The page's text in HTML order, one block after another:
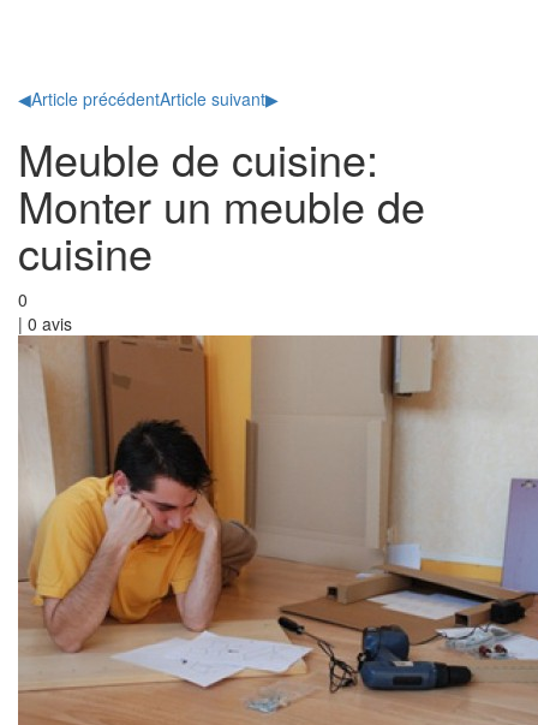
◀Article précédentArticle suivant▶
Meuble de cuisine:
Monter un meuble de
cuisine
0
| 0 avis